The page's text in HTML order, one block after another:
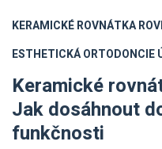
KERAMICKÉ ROVNÁTKA
ESTHETICKÁ ORTODONCIE
Keramické
Jak dosáhnout
funkčnosti